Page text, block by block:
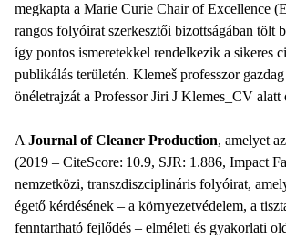
megkapta a Marie Curie Chair of Excellence
rangos folyóirat szerkesztői bizottságában tölt
így pontos ismeretekkel rendelkezik a sikeres
publikálás területén. Klemeš professzor
önéletrajzát a Professor Jiri J Klemes_CV alatt
A Journal of Cleaner Production, amelyet
(2019 – CiteScore: 10.9, SJR: 1.886, Impact
nemzetközi, transzdiszciplináris folyóirat,
égető kérdésének – a környezetvédelem, a
fenntartható fejlődés – elméleti és gyakorlati